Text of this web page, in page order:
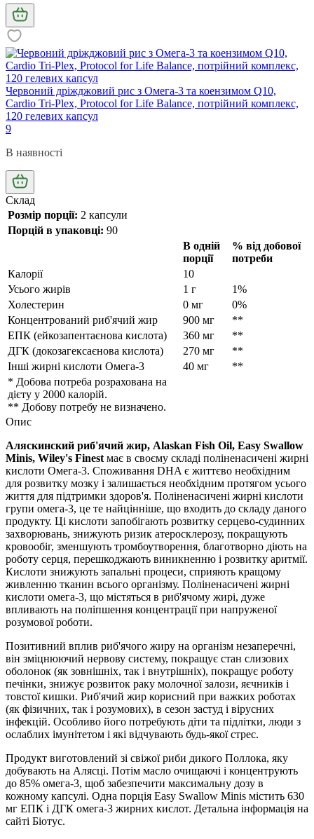
Червоний дріжджовий рис з Омега-3 та коензимом Q10,
Cardio Tri-Plex, Protocol for Life Balance, потрійний комплекс,
120 гелевих капсул
9
В наявності
Склад
Розмір порції: 2 капсули
Порцій в упаковці: 90
В одній
порції
% від добової
потреби
Калорії
10
Усього жирів
1 г
1%
Холестерин
0 мг
0%
Концентрований риб'ячий жир
900 мг
**
ЕПК (ейкозапентаєнова кислота)
360 мг
**
ДГК (докозагексаєнова кислота)
270 мг
**
Інші жирні кислоти Омега-3
40 мг
**
* Добова потреба розрахована на
дієту у 2000 калорій.
** Добову потребу не визначено.
Опис
Аляскинский риб'ячий жир, Alaskan Fish Oil, Easy Swallow
Minis, Wiley's Finest має в своєму складі поліненасичені жирні
кислоти Омега-3. Споживання DHA є життєво необхідним
для розвитку мозку і залишається необхідним протягом усього
життя для підтримки здоров'я. Поліненасичені жирні кислоти
групи омега-3, це те найцінніше, що входить до складу даного
продукту. Ці кислоти запобігають розвитку серцево-судинних
захворювань, знижують ризик атеросклерозу, покращують
кровообіг, зменшують тромбоутворення, благотворно діють на
роботу серця, перешкоджають виникненню і розвитку аритмії.
Кислоти знижують запальні процеси, сприяють кращому
живленню тканин всього організму. Поліненасичені жирні
кислоти омега-3, що містяться в риб'ячому жирі, дуже
впливають на поліпшення концентрації при напруженої
розумової роботи.
Позитивний вплив риб'ячого жиру на організм незаперечні,
він зміцнюючий нервову систему, покращує стан слизових
оболонок (як зовнішніх, так і внутрішніх), покращує роботу
печінки, знижує розвиток раку молочної залози, яєчників і
товстої кишки. Риб'ячий жир корисний при важких роботах
(як фізичних, так і розумових), в сезон застуд і вірусних
інфекцій. Особливо його потребують діти та підлітки, люди з
ослаблих імунітетом і які відчувають будь-якої стрес.
Продукт виготовлений зі свіжої риби дикого Поллока, яку
добувають на Алясці. Потім масло очищаючі і концентрують
до 85% омега-3, щоб забезпечити максимальну дозу в
кожному капсулі. Одна порція Easy Swallow Minis містить 630
мг ЕПК і ДГК омега-3 жирних кислот. Детальна інформація на
сайті Біотус.